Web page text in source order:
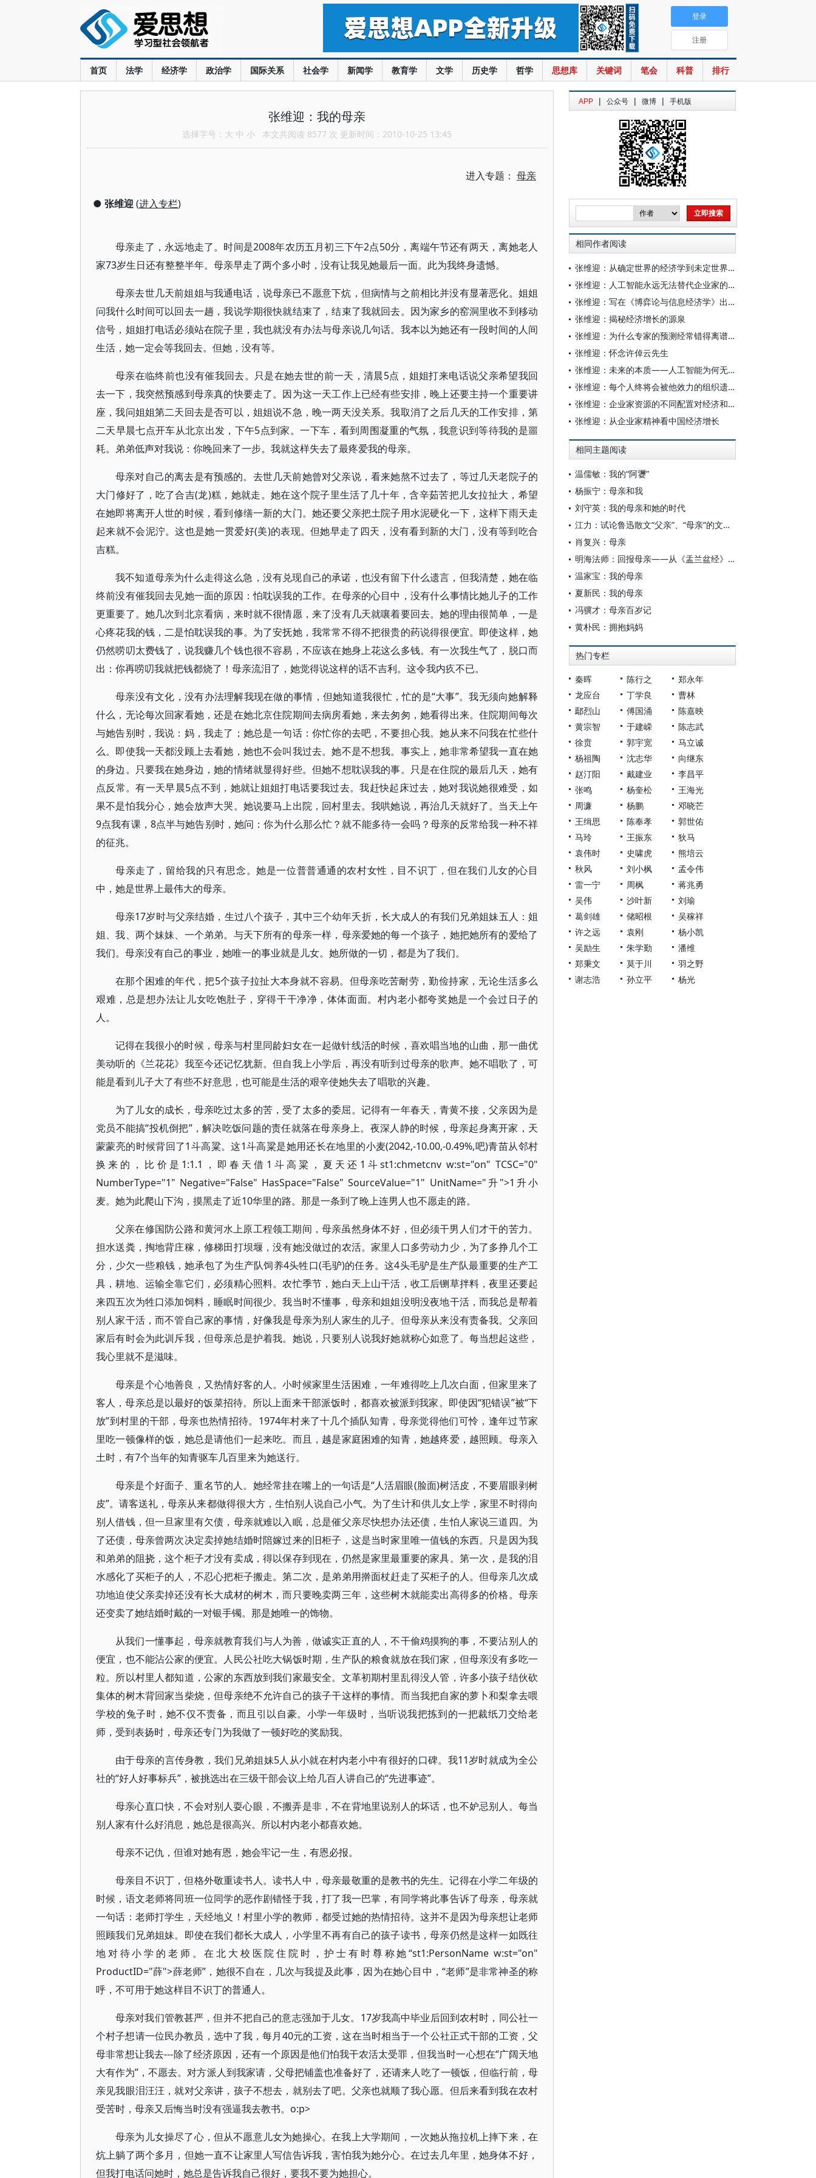
首页 法学 经济学 政治学 国际关系 社会学 新闻学 教育学 文学 历史学 哲学 思想库 关键词 笔会 科普 排行
登录
注册
张维迎：我的母亲
选择字号： 大 中 小 本文共阅读 8577 次 更新时间：2010-10-25 13:45
进入专题： 母亲
● 张维迎(进入专栏)
母亲走了，永远地走了。时间是2008年农历五月初三下午2点50分，离端午节还有两天，离她老人
家73岁生日还有整整半年。母亲早走了两个多小时，没有让我见她最后一面。此为我终身遗憾。
母亲去世几天前姐姐与我通电话，说母亲已不愿意下炕，但病情与之前相比并没有显著恶化。姐姐
问我什么时间可以回去一趟，我说学期很快就结束了，结束了我就回去。因为家乡的窑洞里收不到移动
信号，姐姐打电话必须站在院子里，我也就没有办法与母亲说几句话。我本以为她还有一段时间的人间
生活，她一定会等我回去。但她，没有等。
母亲在临终前也没有催我回去。只是在她去世的前一天，清晨5点，姐姐打来电话说父亲希望我回
去一下，我突然预感到母亲真的快要走了。因为这一天工作上已经有些安排，晚上还要主持一个重要讲
座，我问姐姐第二天回去是否可以，姐姐说不急，晚一两天没关系。我取消了之后几天的工作安排，第
二天早晨七点开车从北京出发，下午5点到家。一下车，看到周围凝重的气氛，我意识到等待我的是噩
耗。弟弟低声对我说：你晚回来了一步。我就这样失去了最疼爱我的母亲。
母亲对自己的离去是有预感的。去世几天前她曾对父亲说，看来她熬不过去了，等过几天老院子的
大门修好了，吃了合吉(龙)糕，她就走。她在这个院子里生活了几十年，含辛茹苦把儿女拉扯大，希望
在她即将离开人世的时候，看到修缮一新的大门。她还要父亲把土院子用水泥硬化一下，这样下雨天走
起来就不会泥泞。这也是她一贯爱好(美)的表现。但她早走了四天，没有看到新的大门，没有等到吃合
吉糕。
我不知道母亲为什么走得这么急，没有兑现自己的承诺，也没有留下什么遗言，但我清楚，她在临
终前没有催我回去见她一面的原因：怕耽误我的工作。在母亲的心目中，没有什么事情比她儿子的工作
更重要了。她几次到北京看病，来时就不很情愿，来了没有几天就嚷着要回去。她的理由很简单，一是
心疼花我的钱，二是怕耽误我的事。为了安抚她，我常常不得不把很贵的药说得很便宜。即使这样，她
仍然唠叨太费钱了，说我赚几个钱也很不容易，不应该在她身上花这么多钱。有一次我生气了，脱口而
出：你再唠叨我就把钱都烧了！母亲流泪了，她觉得说这样的话不吉利。这令我内疚不已。
母亲没有文化，没有办法理解我现在做的事情，但她知道我很忙，忙的是“大事”。我无须向她解释
什么，无论每次回家看她，还是在她北京住院期间去病房看她，来去匆匆，她看得出来。住院期间每次
与她告别时，我说：妈，我走了；她总是一句话：你忙你的去吧，不要担心我。她从来不问我在忙些什
么。即使我一天都没顾上去看她，她也不会叫我过去。她不是不想我。事实上，她非常希望我一直在她
的身边。只要我在她身边，她的情绪就显得好些。但她不想耽误我的事。只是在住院的最后几天，她有
点反常。有一天早晨5点不到，她就让姐姐打电话要我过去。我赶快起床过去，她对我说她很难受，如
果不是怕我分心，她会放声大哭。她说要马上出院，回村里去。我哄她说，再治几天就好了。当天上午
9点我有课，8点半与她告别时，她问：你为什么那么忙？就不能多待一会吗？母亲的反常给我一种不祥
的征兆。
母亲走了，留给我的只有思念。她是一位普普通通的农村女性，目不识丁，但在我们儿女的心目
中，她是世界上最伟大的母亲。
母亲17岁时与父亲结婚，生过八个孩子，其中三个幼年夭折，长大成人的有我们兄弟姐妹五人：姐
姐、我、两个妹妹、一个弟弟。与天下所有的母亲一样，母亲爱她的每一个孩子，她把她所有的爱给了
我们。母亲没有自己的事业，她唯一的事业就是儿女。她所做的一切，都是为了我们。
在那个困难的年代，把5个孩子拉扯大本身就不容易。但母亲吃苦耐劳，勤俭持家，无论生活多么
艰难，总是想办法让儿女吃饱肚子，穿得干干净净，体体面面。村内老小都夸奖她是一个会过日子的
人。
记得在我很小的时候，母亲与村里同龄妇女在一起做针线活的时候，喜欢唱当地的山曲，那一曲优
美动听的《兰花花》我至今还记忆犹新。但自我上小学后，再没有听到过母亲的歌声。她不唱歌了，可
能是看到儿子大了有些不好意思，也可能是生活的艰辛使她失去了唱歌的兴趣。
为了儿女的成长，母亲吃过太多的苦，受了太多的委屈。记得有一年春天，青黄不接，父亲因为是
党员不能搞“投机倒把”，解决吃饭问题的责任就落在母亲身上。夜深人静的时候，母亲起身离开家，天
蒙蒙亮的时候背回了1斗高粱。这1斗高粱是她用还长在地里的小麦(2042,-10.00,-0.49%,吧)青苗从邻村
换来的，比价是1:1.1，即春天借1斗高粱，夏天还1斗st1:chmetcnv w:st="on" TCSC="0"
NumberType="1" Negative="False" HasSpace="False" SourceValue="1" UnitName="升">1升小
麦。她为此爬山下沟，摸黑走了近10华里的路。那是一条到了晚上连男人也不愿走的路。
父亲在修国防公路和黄河水上原工程领工期间，母亲虽然身体不好，但必须干男人们才干的苦力。
担水送粪，掏地背庄稼，修梯田打坝堰，没有她没做过的农活。家里人口多劳动力少，为了多挣几个工
分，少欠一些粮钱，她承包了为生产队饲养4头牲口(毛驴)的任务。这4头毛驴是生产队最重要的生产工
具，耕地、运输全靠它们，必须精心照料。农忙季节，她白天上山干活，收工后铡草拌料，夜里还要起
来四五次为牲口添加饲料，睡眠时间很少。我当时不懂事，母亲和姐姐没明没夜地干活，而我总是帮着
别人家干活，而不管自己家的事情，好像我是母亲为别人家生的儿子。但母亲从来没有责备我。父亲回
家后有时会为此训斥我，但母亲总是护着我。她说，只要别人说我好她就称心如意了。每当想起这些，
我心里就不是滋味。
母亲是个心地善良，又热情好客的人。小时候家里生活困难，一年难得吃上几次白面，但家里来了
客人，母亲总是以最好的饭菜招待。所以上面来干部派饭时，都喜欢被派到我家。即使因“犯错误”被“下
放”到村里的干部，母亲也热情招待。1974年村来了十几个插队知青，母亲觉得他们可怜，逢年过节家
里吃一顿像样的饭，她总是请他们一起来吃。而且，越是家庭困难的知青，她越疼爱，越照顾。母亲入
土时，有7个当年的知青驱车几百里来为她送行。
母亲是个好面子、重名节的人。她经常挂在嘴上的一句话是“人活眉眼(脸面)树活皮，不要眉眼剥树
皮”。请客送礼，母亲从来都做得很大方，生怕别人说自己小气。为了生计和供儿女上学，家里不时得向
别人借钱，但一旦家里有欠债，母亲就难以入眠，总是催父亲尽快想办法还债，生怕人家说三道四。为
了还债，母亲曾两次决定卖掉她结婚时陪嫁过来的旧柜子，这是当时家里唯一值钱的东西。只是因为我
和弟弟的阻挠，这个柜子才没有卖成，得以保存到现在，仍然是家里最重要的家具。第一次，是我的泪
水感化了买柜子的人，不忍心把柜子搬走。第二次，是弟弟用擀面杖赶走了买柜子的人。但母亲几次成
功地迫使父亲卖掉还没有长大成材的树木，而只要晚卖两三年，这些树木就能卖出高得多的价格。母亲
还变卖了她结婚时戴的一对银手镯。那是她唯一的饰物。
从我们一懂事起，母亲就教育我们与人为善，做诚实正直的人，不干偷鸡摸狗的事，不要沾别人的
便宜，也不能沾公家的便宜。人民公社吃大锅饭时期，生产队的粮食就放在我们家，但母亲没有多吃一
粒。所以村里人都知道，公家的东西放到我们家最安全。文革初期村里乱得没人管，许多小孩子结伙砍
集体的树木背回家当柴烧，但母亲绝不允许自己的孩子干这样的事情。而当我把自家的萝卜和梨拿去喂
学校的兔子时，她不仅不责备，而且引以自豪。小学一年级时，当听说我把拣到的一把裁纸刀交给老
师，受到表扬时，母亲还专门为我做了一顿好吃的奖励我。
由于母亲的言传身教，我们兄弟姐妹5人从小就在村内老小中有很好的口碑。我11岁时就成为全公
社的“好人好事标兵”，被挑选出在三级干部会议上给几百人讲自己的“先进事迹”。
母亲心直口快，不会对别人耍心眼，不搬弄是非，不在背地里说别人的坏话，也不妒忌别人。每当
别人家有什么好消息，她总是很高兴。所以村内老小都喜欢她。
母亲不记仇，但谁对她有恩，她会牢记一生，有恩必报。
母亲目不识丁，但格外敬重读书人。读书人中，母亲最敬重的是教书的先生。记得在小学二年级的
时候，语文老师将同班一位同学的恶作剧错怪于我，打了我一巴掌，有同学将此事告诉了母亲，母亲就
一句话：老师打学生，天经地义！村里小学的教师，都受过她的热情招待。这并不是因为母亲想让老师
照顾我们兄弟姐妹。即使在我们都长大成人，小学里不再有自己的孩子读书，母亲仍然是这样一如既往
地对待小学的老师。在北大校医院住院时，护士有时尊称她“st1:PersonName w:st="on"
ProductID="薛">薛老师”，她很不自在，几次与我提及此事，因为在她心目中，“老师”是非常神圣的称
呼，不可用于她这样目不识丁的普通人。
母亲对我们管教甚严，但并不把自己的意志强加于儿女。17岁我高中毕业后回到农村时，同公社一
个村子想请一位民办教员，选中了我，每月40元的工资，这在当时相当于一个公社正式干部的工资，父
母非常想让我去---除了经济原因，还有一个原因是他们怕我干农活太受罪，但我当时一心想在“广阔天地
大有作为”，不愿去。对方派人到我家请，父母把铺盖也准备好了，还请来人吃了一顿饭，但临行前，母
亲见我眼泪汪汪，就对父亲讲，孩子不想去，就别去了吧。父亲也就顺了我心愿。但后来看到我在农村
受苦时，母亲又后悔当时没有强逼我去教书。o:p>
母亲为儿女操尽了心，但从不愿意儿女为她操心。在我上大学期间，一次她从拖拉机上摔下来，在
炕上躺了两个多月，但她一直不让家里人写信告诉我，害怕我为她分心。在过去几年里，她身体不好，
但我打电话问她时，她总是告诉我自己很好，要我不要为她担心。
APP | 公众号 | 微博 | 手机版
相同作者阅读
张维迎：从确定世界的经济学到未定世界的经济学
张维迎：人工智能永远无法替代企业家的想象力
张维迎：写在《博弈论与信息经济学》出版三十周年之际
张维迎：揭秘经济增长的源泉
张维迎：为什么专家的预测经常错得离谱？
张维迎：怀念许倬云先生
张维迎：未来的本质——人工智能为何无法超越人类智能？
张维迎：每个人终将会被他效力的组织遗忘
张维迎：企业家资源的不同配置对经济和社会的影响
张维迎：从企业家精神看中国经济增长
相同主题阅读
温儒敏：我的“阿㜷”
杨振宁：母亲和我
刘守英：我的母亲和她的时代
江力：试论鲁迅散文“父亲”、“母亲”的文化想像 ——以《朝花夕拾》为中心（最新修订版）
肖复兴：母亲
明海法师：回报母亲——从《盂兰盆经》看佛教对中国孝道文化的影响
温家宝：我的母亲
夏新民：我的母亲
冯骥才：母亲百岁记
黄朴民：拥抱妈妈
热门专栏
秦晖 陈行之
郑永年
龙应台
丁学良
曹林
鄢烈山
傅国涌
陈嘉映
黄宗智
于建嵘
陈志武
徐贲
郭宇宽
马立诚
杨祖陶
沈志华
向继东
赵汀阳
戴建业
李昌平
张鸣
杨奎松
王海光
周濂
杨鹏
邓晓芒
王缉思
陈奉孝
郭世佑
马玲
王振东
狄马
袁伟时
史啸虎
熊培云
秋风
刘小枫
孟令伟
雷一宁
周枫
蒋兆勇
吴伟
沙叶新
刘瑜
葛剑雄
储昭根
吴稼祥
许之远
袁刚
杨小凯
吴励生
朱学勤
潘维
郑秉文
莫于川
羽之野
谢志浩
孙立平 杨光